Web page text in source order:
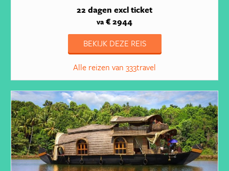
22 dagen excl ticket
va € 2944
BEKIJK DEZE REIS
Alle reizen van 333travel